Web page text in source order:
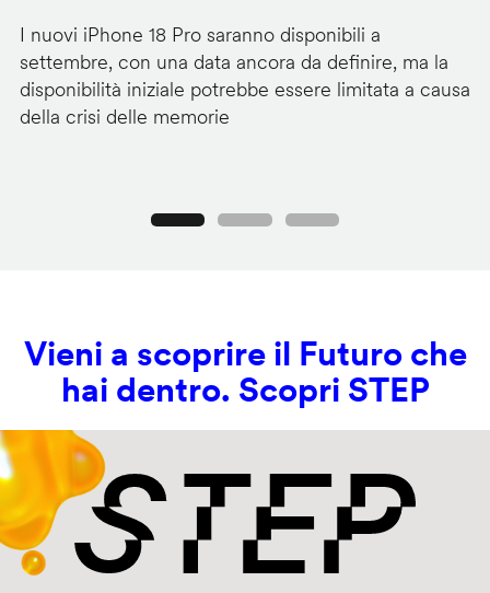
I nuovi iPhone 18 Pro saranno disponibili a
settembre, con una data ancora da definire, ma la
disponibilità iniziale potrebbe essere limitata a causa
della crisi delle memorie
Vieni a scoprire il Futuro che
hai dentro. Scopri STEP